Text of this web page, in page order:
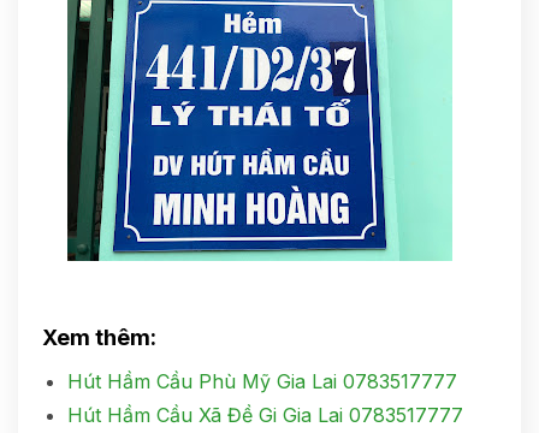
Xem thêm:
Hút Hầm Cầu Phù Mỹ Gia Lai 0783517777
Hút Hầm Cầu Xã Đề Gi Gia Lai 0783517777